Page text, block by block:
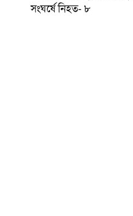
সংঘর্ষে নিহত- ৮